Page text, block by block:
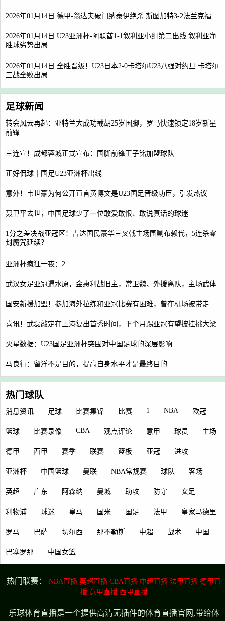
2026年01月14日 德甲-翁达夫破门纳泰伊绝杀 斯图加特3-2法兰克福
2026年01月14日 U23亚洲杯-阿联酋1-1叙利亚小组第二出线 叙利亚净
胜球劣势出局
2026年01月14日 全胜晋级！U23日本2-0卡塔尔U23八强对约旦 卡塔尔
三战全败出局
足球新闻
转会风云再起：亚特兰大成功截胡25岁国脚，罗马快速锁定18岁新星
前锋
三连宣！成都蓉城正式宣布：国脚前锋王子铭加盟球队
正好侃球丨国足U23亚洲杯出线
意外！韦世豪为何公开直言黄博文是U23国足晋级功臣，引发热议
聂卫平去世，中国足球少了一位敢爱敢恨、敢说真话的球迷
1分之差决战亚冠区！吉达国民豪华三叉戟主场围剿布赖代，5连杀零
封魔咒延续？
亚洲杯疯狂一夜：2
武汉女足亚冠遇水原，金惠利战旧主，常卫魏、外援离队，主场武体
国安新援加盟！参加海外拉练和亚冠比赛有困难，曾在机场被带走
喜讯！武磊敲定在上港复出首秀时间，下个月踢亚冠有望披挂挑大梁
火星数据：U23国足亚洲杯突围对中国足球的深层影响
马良行：留洋不是目的，提高自身水平才是最终目的
热门球队
消息资讯 足球 比赛集锦 比赛 1 NBA 欧冠
篮球 比赛录像 CBA 观点评论 意甲 球员 主场
德甲 西甲 赛季 联赛 篮板 亚冠 进攻
亚洲杯 中国篮球 曼联 NBA常规赛 球队 客场
英超 广东 阿森纳 曼城 助攻 防守 女足
利物浦 球迷 皇马 国米 国足 法甲 皇家马德里
罗马 巴萨 切尔西 那不勒斯 中超 战术 中国
巴塞罗那 中国女篮
热门联赛： NBA直播 英超直播 CBA直播 中超直播 法甲直播 德甲直
播 意甲直播 西甲直播
乐球体育直播是一个提供高清无插件的体育直播官网,带给体